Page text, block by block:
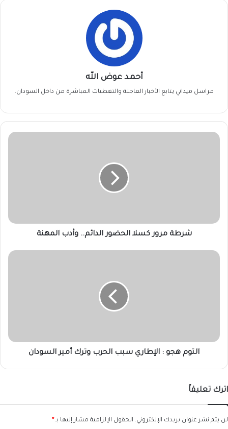
أحمد عوض الله
مراسل ميداني يتابع الأخبار العاجلة والتغطيات المباشرة من داخل السودان.
شرطة
شرطة مرور كسلا الحضور الدائم.. وأدب المهنة
التوم
السودان
التوم هجو : الإطاري سبب الحرب وترك أمير السودان
اترك تعليقاً
لن يتم نشر عنوان بريدك الإلكتروني. الحقول الإلزامية مشار إليها بـ *